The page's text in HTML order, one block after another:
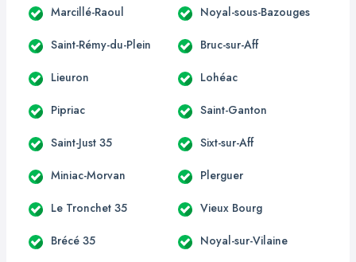
Marcillé-Raoul Noyal-sous-Bazouges
Saint-Rémy-du-Plein Bruc-sur-Aff
Lieuron Lohéac
Pipriac Saint-Ganton
Saint-Just 35 Sixt-sur-Aff
Miniac-Morvan Plerguer
Le Tronchet 35 Vieux Bourg
Brécé 35 Noyal-sur-Vilaine